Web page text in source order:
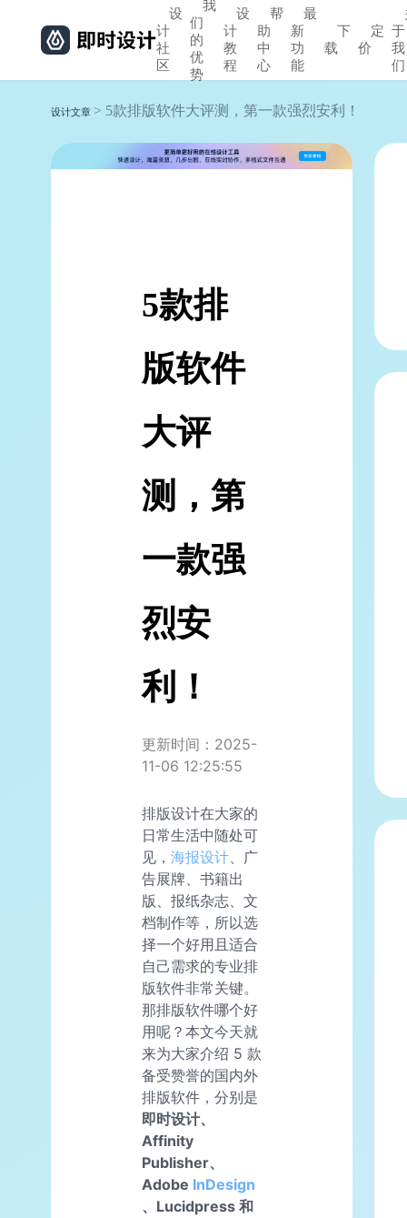
设
计
社
区
我
们
的
优
势
设
计
教
程
帮
助
中
心
最
新
功
能
下
载
定
价
于
我
们
设计文章 > 5款排版软件大评测，第一款强烈安利！
5款排
版软件
大评
测，第
一款强
烈安
利！
更新时间：2025-
11-06 12:25:55
排版设计在大家的
日常生活中随处可
见， 海报设计、广
告展牌、书籍出
版、报纸杂志、文
档制作等，所以选
择一个好用且适合
自己需求的专业排
版软件非常关键。
那排版软件哪个好
用呢？本文今天就
来为大家介绍 5 款
备受赞誉的国内外
排版软件，分别是
即时设计、
Affinity
Publisher、
Adobe InDesign
、Lucidpress 和